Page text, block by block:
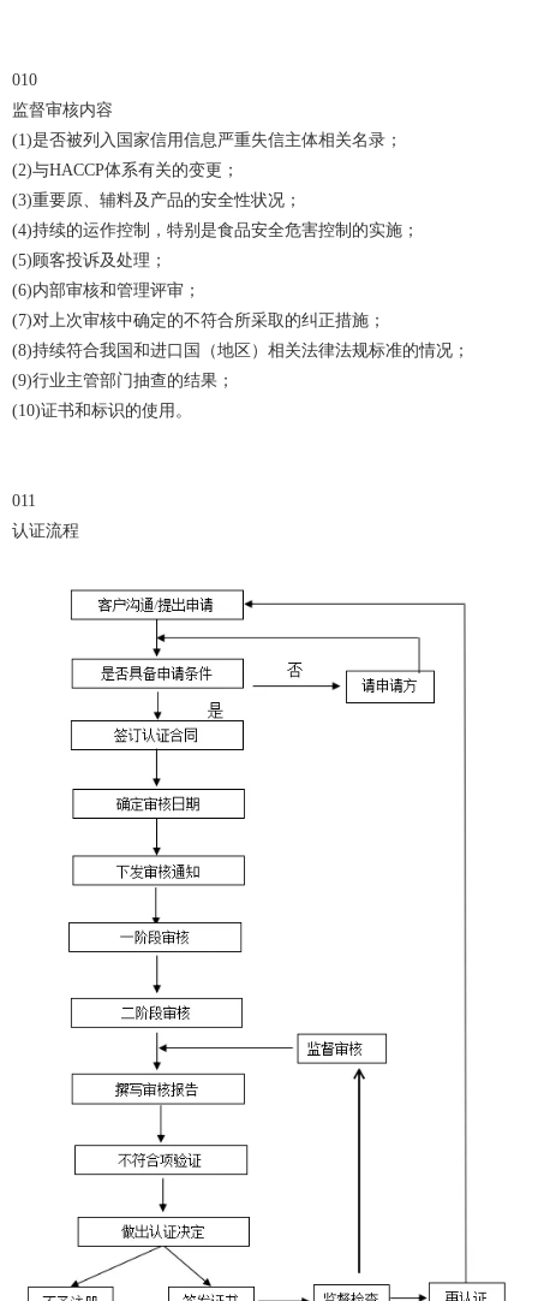
010
监督审核内容
(1)是否被列入国家信用信息严重失信主体相关名录；
(2)与HACCP体系有关的变更；
(3)重要原、辅料及产品的安全性状况；
(4)持续的运作控制，特别是食品安全危害控制的实施；
(5)顾客投诉及处理；
(6)内部审核和管理评审；
(7)对上次审核中确定的不符合所采取的纠正措施；
(8)持续符合我国和进口国（地区）相关法律法规标准的情况；
(9)行业主管部门抽查的结果；
(10)证书和标识的使用。
011
认证流程